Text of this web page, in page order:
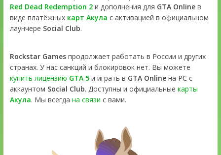
Red Dead Redemption 2и дополнения для GTA Onlineв
виде платёжных карт Акула с активацией в официальном
лаунчере Social Club.
Rockstar Gamesпродолжает работать в России и других
странах. У нас санкций и блокировок нет. Вы можете
купить лицензию GTA 5и играть в GTA Onlineна PC с
аккаунтом Social Club. Доступны и официальные карты
Акула. Мы всегда на связи с вами.